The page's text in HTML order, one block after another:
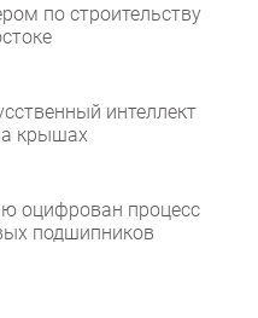
по строительству
интеллект
крышах
оцифрован процесс
подшипников